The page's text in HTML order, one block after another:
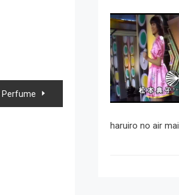
Perfume
haruiro no air mail